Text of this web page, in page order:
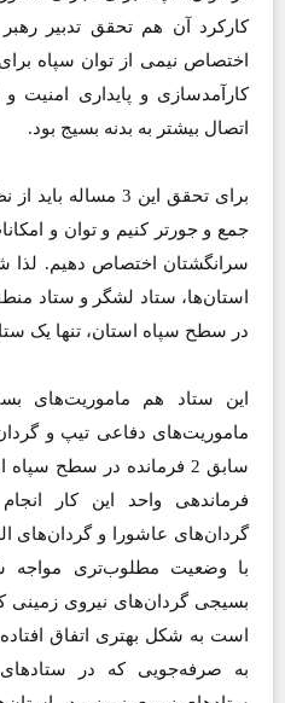
کارکرد آن‌ هم تحقق تدبیر
اختصاص نیمی از توان سپاه
کارآمدسازی و پایداری امنیت
اتصال بیشتر به بدنه بسیج بود.
برای تحقق این 3
جمع و جورتر کنیم و توان و
سرانگشتان اختصاص دهیم. لذا
استان‌ها، ستاد لشگر و ستاد
در سطح سپاه استان، تنها یک
این ستاد هم ماموریت‌های
ماموریت‌های دفاعی تیپ و
سابق 2 فرمانده در سطح
فرماندهی واحد این کار
گردان‌های عاشورا و گردان‌های
با وضعیت مطلوب‌تری مواجه
بسیجی گردان‌های نیروی زمینی
است به شکل بهتری اتفاق
به صرفه‌جویی‌ که در